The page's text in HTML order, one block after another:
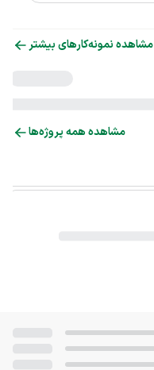
مشاهده نمونه‌کارهای بیشتر
مشاهده همه پروژه‌ها